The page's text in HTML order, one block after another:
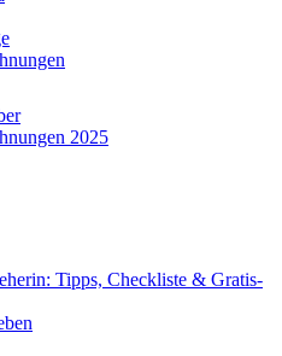
2025
Tipps, Checkliste & Gratis-